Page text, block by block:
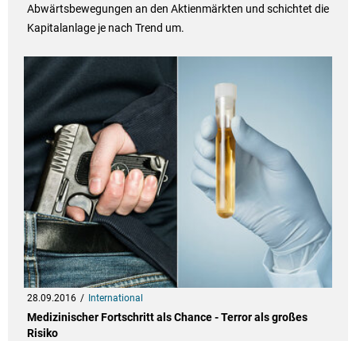
Abwärtsbewegungen an den Aktienmärkten und schichtet die
Kapitalanlage je nach Trend um.
28.09.2016 International
Medizinischer Fortschritt als Chance - Terror als großes
Risiko